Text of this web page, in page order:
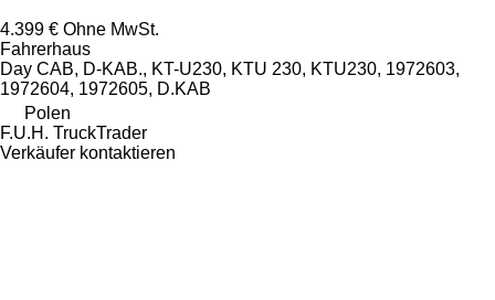
4.399 € Ohne MwSt.
Fahrerhaus
Day CAB, D-KAB., KT-U230, KTU 230, KTU230, 1972603,
1972604, 1972605, D.KAB
Polen
F.U.H. TruckTrader
Verkäufer kontaktieren